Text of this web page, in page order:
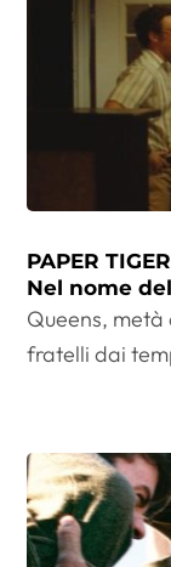
PAPER
Nel nome
Queens, metà
fratelli dai